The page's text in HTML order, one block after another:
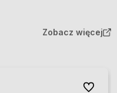
Zobacz więcej
Do